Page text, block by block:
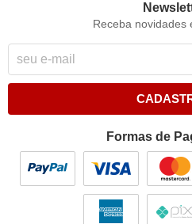
Receba novidades
Formas de